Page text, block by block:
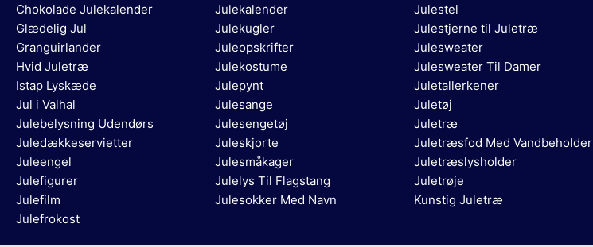
Chokolade Julekalender
Glædelig Jul
Granguirlander
Hvid Juletræ
Istap Lyskæde
Jul i Valhal
Julebelysning Udendørs
Juledækkeservietter
Juleengel
Julefigurer
Julefilm
Julefrokost
Julekalender
Julekugler
Juleopskrifter
Julekostume
Julepynt
Julesange
Julesengetøj
Juleskjorte
Julesmåkager
Julelys Til Flagstang
Julesokker Med Navn
Julestel
Julestjerne til Juletræ
Julesweater
Julesweater Til Damer
Juletallerkener
Juletøj
Juletræ
Juletræsfod Med Vandbeholder
Juletræslysholder
Juletrøje
Kunstig Juletræ